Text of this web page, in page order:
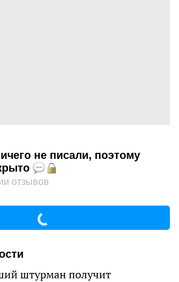
не писали, поэтому
отзывов
штурман получит